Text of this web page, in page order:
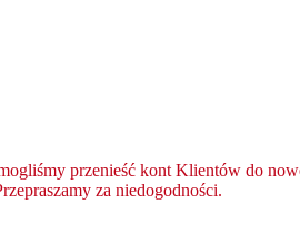
przenieść kont Klientów do
za niedogodności.